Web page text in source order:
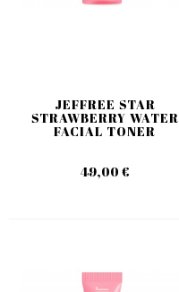
JEFFREE STAR
STRAWBERRY WATER
FACIAL TONER
49,00 €